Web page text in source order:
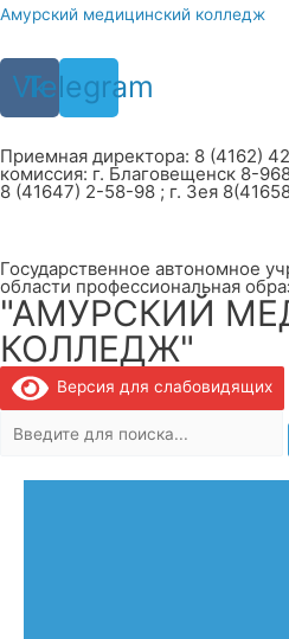
Перейти
содержимому
Амурский медицинский колледж
Vk
Telegram
Приемная директора: 8 (4162)
комиссия: г. Благовещенск 8-
8 (41647) 2-58-98 ; г. Зея
Государственное автономное
области профессиональная
"АМУРСКИЙ
КОЛЛЕДЖ"
Версия для слабовидящих